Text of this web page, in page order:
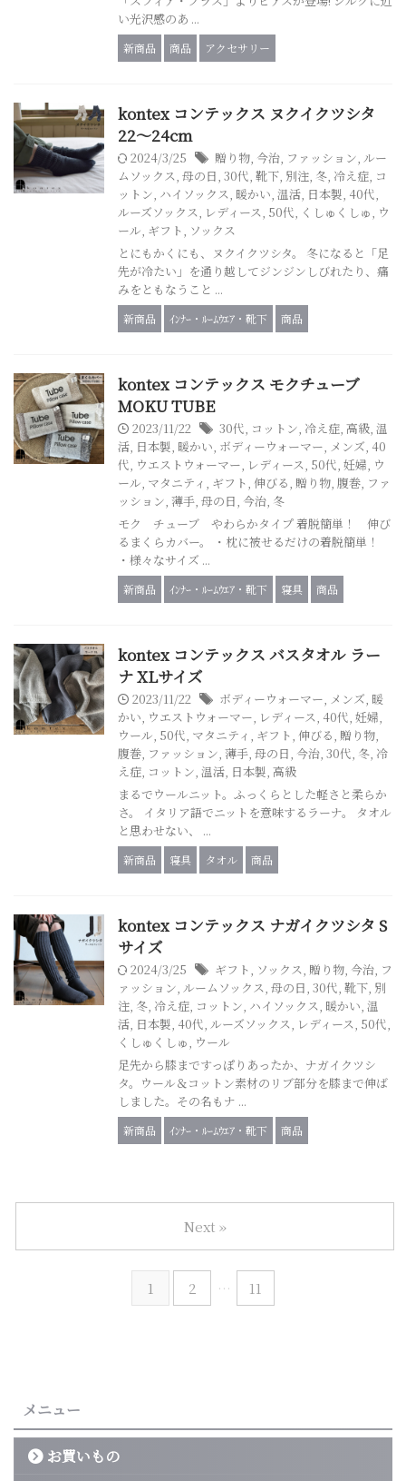
い光沢感のあ ...
新商品 商品 アクセサリー
kontex コンテックス ヌクイクツシタ
22～24cm
2024/3/25 贈り物, 今治, ファッション, ルー
ムソックス, 母の日, 30代, 靴下, 別注, 冬, 冷え症, コ
ットン, ハイソックス, 暖かい, 温活, 日本製, 40代,
ルーズソックス, レディース, 50代, くしゅくしゅ, ウ
ール, ギフト, ソックス
とにもかくにも、ヌクイクツシタ。 冬になると「足
先が冷たい」を通り越してジンジンしびれたり、痛
みをともなうこと ...
新商品 ｲﾝﾅｰ・ﾙｰﾑｳｴｱ・靴下 商品
kontex コンテックス モクチューブ
MOKU TUBE
2023/11/22 30代, コットン, 冷え症, 高級, 温
活, 日本製, 暖かい, ボディーウォーマー, メンズ, 40
代, ウエストウォーマー, レディース, 50代, 妊婦, ウ
ール, マタニティ , ギフト, 伸びる, 贈り物, 腹巻, ファ
ッション, 薄手, 母の日, 今治, 冬
モク チューブ やわらかタイプ 着脱簡単！ 伸び
るまくらカバー。 ・枕に被せるだけの着脱簡単！
・様々なサイズ ...
新商品 ｲﾝﾅｰ・ﾙｰﾑｳｴｱ・靴下 寝具 商品
kontex コンテックス バスタオル ラー
ナ XLサイズ
2023/11/22 ボディーウォーマー, メンズ, 暖
かい, ウエストウォーマー, レディース, 40代, 妊婦,
ウール, 50代, マタニティ , ギフト, 伸びる, 贈り物,
腹巻, ファッション, 薄手, 母の日, 今治, 30代, 冬, 冷
え症, コットン, 温活, 日本製, 高級
まるでウールニット。ふっくらとした軽さと柔らか
さ。 イタリア語でニットを意味するラーナ。 タオル
と思わせない、 ...
新商品 寝具 タオル 商品
kontex コンテックス ナガイクツシタ S
サイズ
2024/3/25 ギフト, ソックス, 贈り物, 今治, フ
ァッション, ルームソックス, 母の日, 30代, 靴下, 別
注, 冬, 冷え症, コットン, ハイソックス, 暖かい, 温
活, 日本製, 40代, ルーズソックス, レディース, 50代,
くしゅくしゅ, ウール
足先から膝まですっぽりあったか、ナガイクツシ
タ。ウール＆コットン素材のリブ部分を膝まで伸ば
しました。その名もナ ...
新商品 ｲﾝﾅｰ・ﾙｰﾑｳｴｱ・靴下 商品
1 2 … 11
Next »
メニュー
お買いもの